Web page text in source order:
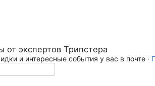
от экспертов Трипстера
и интересные события у вас в почте ·